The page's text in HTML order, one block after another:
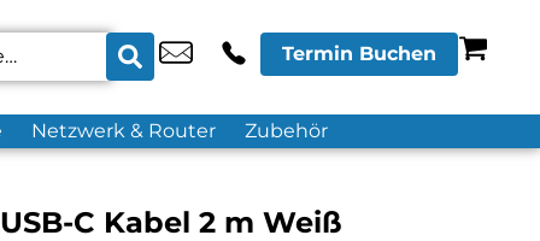
Termin Buchen
Netzwerk & Router Zubehör
C Kabel 2 m Weiß